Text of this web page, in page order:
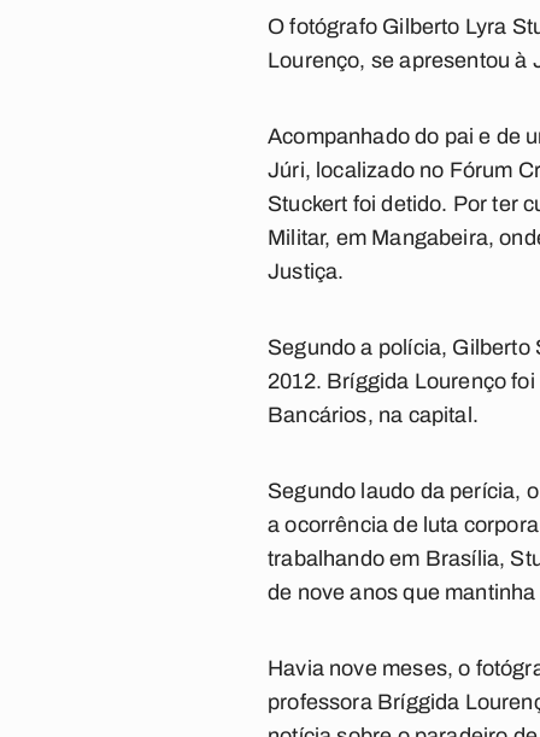
O fotógrafo Gilberto Lyra
Lourenço, se apresentou à
Acompanhado do pai e de
Júri, localizado no Fórum
Stuckert foi detido. Por ter
Militar, em Mangabeira,
Justiça.
Segundo a polícia, Gilberto
2012. Bríggida Lourenço
Bancários, na capital.
Segundo laudo da perícia,
a ocorrência de luta
trabalhando em Brasília,
de nove anos que
Havia nove meses, o
professora Bríggida